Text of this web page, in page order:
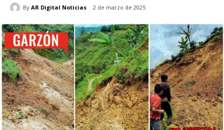
By AR Digital Noticias 2 de marzo de 2025